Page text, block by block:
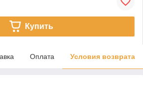
Купить
Оплата Условия возврата